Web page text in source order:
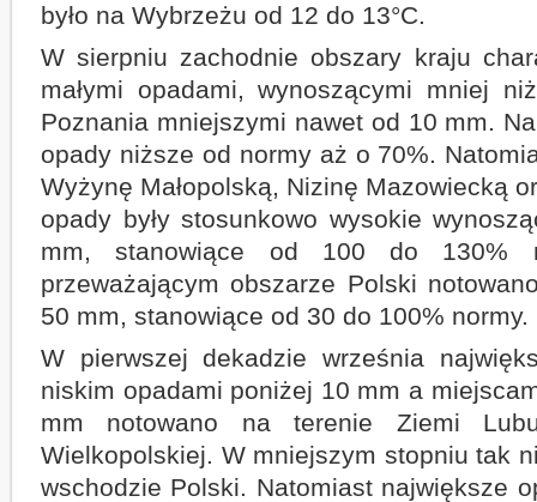
było na Wybrzeżu od 12 do 13°C.
W sierpniu zachodnie obszary kraju
małymi opadami, wynoszącymi mniej
Poznania mniejszymi nawet od 10 mm.
opady niższe od normy aż o 70%.
Wyżynę Małopolską, Nizinę Mazowiecką
opady były stosunkowo wysokie
mm, stanowiące od 100 do 130%
przeważającym obszarze Polski
50 mm, stanowiące od 30 do 100% normy.
W pierwszej dekadzie września
niskim opadami poniżej 10 mm a
mm notowano na terenie Ziemi
Wielkopolskiej. W mniejszym stopniu tak
wschodzie Polski. Natomiast największe